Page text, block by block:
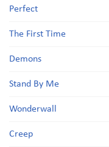
Perfect
The First Time
Demons
Stand By Me
Wonderwall
Creep